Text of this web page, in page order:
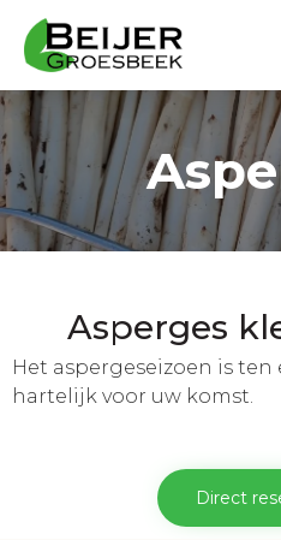
Asperges
Het aspergeseizoen is
hartelijk voor uw komst.
Direct